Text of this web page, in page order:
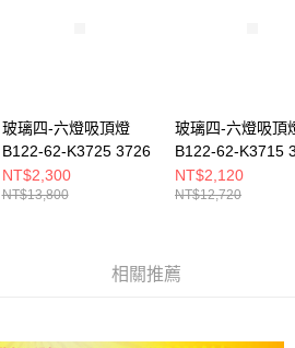
玻璃四-六燈吸頂燈
B122-62-K3725 3726
NT$2,300
NT$13,800
玻璃四-六燈吸頂
B122-62-K3715
NT$2,120
NT$12,720
相關推薦